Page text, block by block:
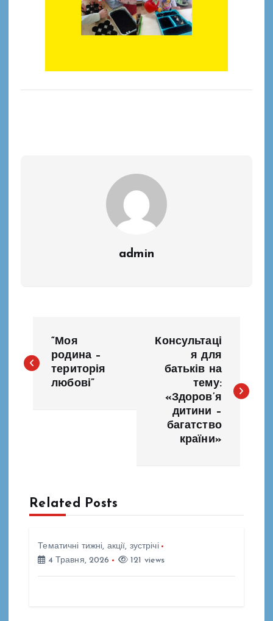
admin
а
ц
“Моя
родина –
територія
любові”
Консультаці
я для
батьків на
тему:
«Здоров’я
дитини –
багатство
країни»
Related Posts
Тематичні тижні, акції, зустрічі
4 Травня, 2026
121 views